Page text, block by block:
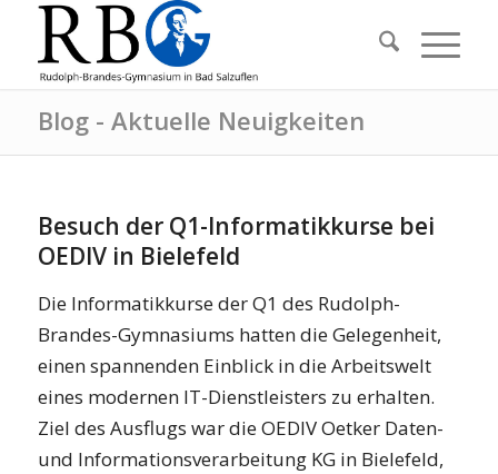
Blog - Aktuelle Neuigkeiten
Besuch der Q1-Informatikkurse bei
OEDIV in Bielefeld
Die Informatikkurse der Q1 des Rudolph-
Brandes-Gymnasiums hatten die Gelegenheit,
einen spannenden Einblick in die Arbeitswelt
eines modernen IT-Dienstleisters zu erhalten.
Ziel des Ausflugs war die OEDIV Oetker Daten-
und Informationsverarbeitung KG in Bielefeld,